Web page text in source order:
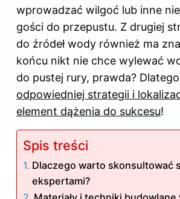
wprowadzać wilgoć lub inne
gości do przepustu. Z drugiej
do źródełwody również ma
końcu nikt nie chce wylewać
do pustej rury, prawda? Dlatego
odpowiedniej strategii i
element dążenia do sukcesu!
Spis treści
Dlaczego warto skonsultować
ekspertami?